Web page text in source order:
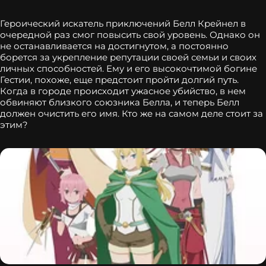
Героический искатель приключений Белл Крейнел в
очередной раз смог повысить свой уровень. Однако он
не останавливается на достигнутом, а постоянно
борется за укрепление репутации своей семьи и своих
личных способностей. Ему и его высокочтимой богине
Гестии, похоже, еще предстоит пройти долгий путь.
Когда в городе происходит ужасное убийство, в нем
обвиняют близкого союзника Белла, и теперь Белл
должен очистить его имя. Кто же на самом деле стоит за
этим?